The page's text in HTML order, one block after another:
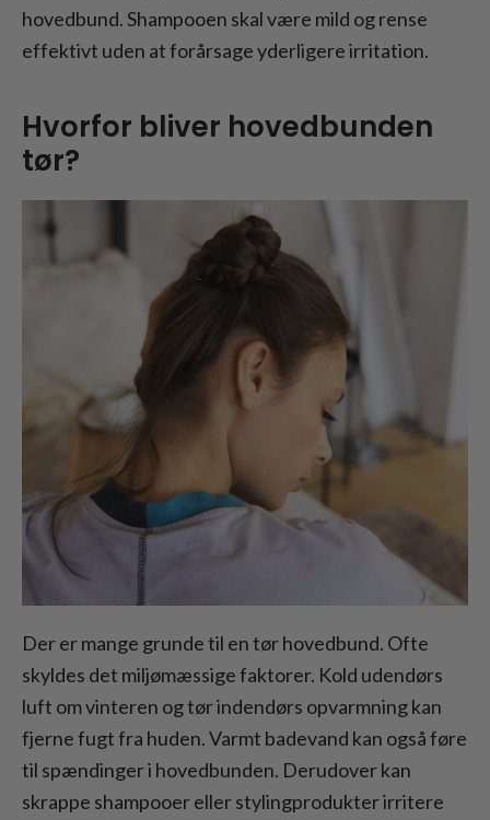
hovedbund. Shampooen skal være mild og rense
effektivt uden at forårsage yderligere irritation.
Hvorfor bliver hovedbunden
tør?
Der er mange grunde til en tør hovedbund. Ofte
skyldes det miljømæssige faktorer. Kold udendørs
luft om vinteren og tør indendørs opvarmning kan
fjerne fugt fra huden. Varmt badevand kan også føre
til spændinger i hovedbunden. Derudover kan
skrappe shampooer eller stylingprodukter irritere